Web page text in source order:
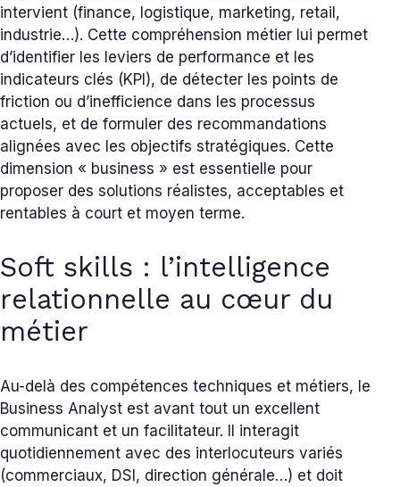
intervient (finance, logistique, marketing, retail,
industrie…). Cette compréhension métier lui permet
d’identifier les leviers de performance et les
indicateurs clés (KPI), de détecter les points de
friction ou d’inefficience dans les processus
actuels, et de formuler des recommandations
alignées avec les objectifs stratégiques. Cette
dimension « business » est essentielle pour
proposer des solutions réalistes, acceptables et
rentables à court et moyen terme.
Soft skills : l’intelligence
relationnelle au cœur du
métier
Au-delà des compétences techniques et métiers, le
Business Analyst est avant tout un excellent
communicant et un facilitateur. Il interagit
quotidiennement avec des interlocuteurs variés
(commerciaux, DSI, direction générale…) et doit